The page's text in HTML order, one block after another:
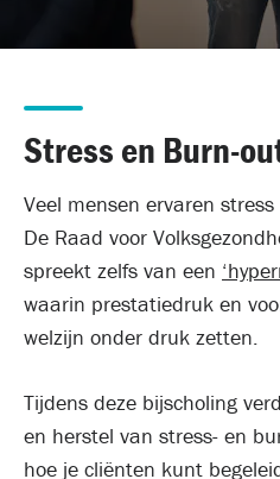
Stress en Burn-
Veel mensen ervaren
De Raad voor
spreekt zelfs van een
waarin prestatiedruk en
welzijn onder druk zetten.
Tijdens deze bijscholing
en herstel van stress- en
hoe je cliënten kunt